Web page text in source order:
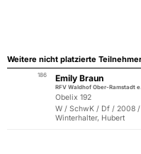
Weitere nicht platzierte Teilnehmer
186 Emily Braun
RFV Waldhof Ober-Ramstadt
Obelix 192
W / SchwK / Df / 2008 /
Winterhalter, Hubert